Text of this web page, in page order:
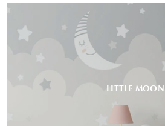
LITTLE MOON